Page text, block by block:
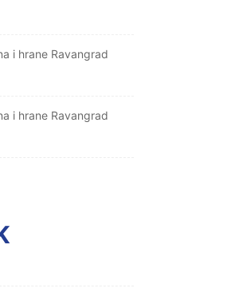
i hrane Ravangrad
i hrane Ravangrad